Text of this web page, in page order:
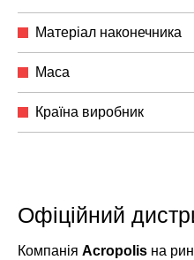
Матеріал наконечника
Маса
Країна виробник
Офіційний
Компанія Acropolis на